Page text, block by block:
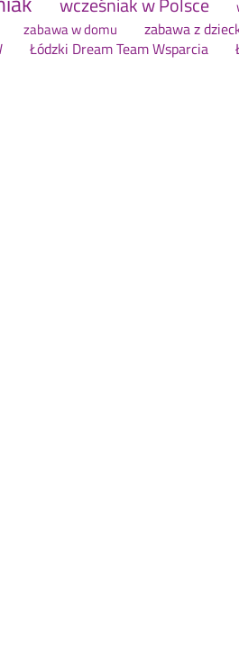
zabawa w domu zabawa z
Łódzki Dream Team Wsparcia